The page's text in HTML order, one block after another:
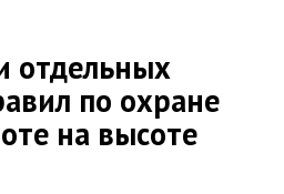
отдельных
по охране
на высоте